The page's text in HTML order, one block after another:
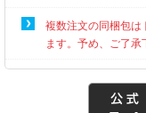
複数注文の同梱包は
ます。予め、ご了承